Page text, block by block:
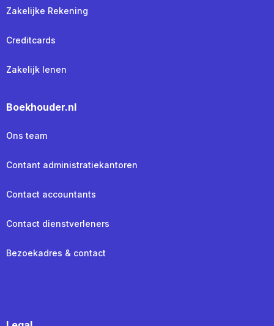
Zakelijke Rekening
Creditcards
Zakelijk lenen
Boekhouder.nl
Ons team
Contant administratiekantoren
Contact accountants
Contact dienstverleners
Bezoekadres & contact